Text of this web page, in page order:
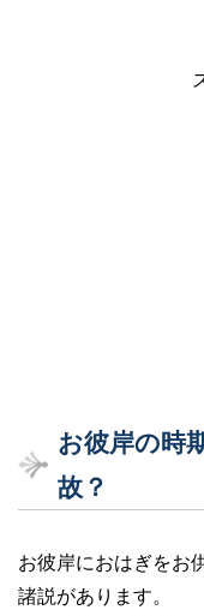
お彼岸の時
故？
お彼岸におはぎをお
諸説があります。